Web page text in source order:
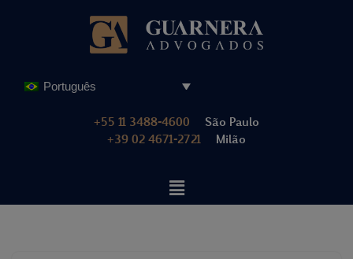
Português
+55 11 3488-4600 São Paulo
+39 02 4671-2721 Milão